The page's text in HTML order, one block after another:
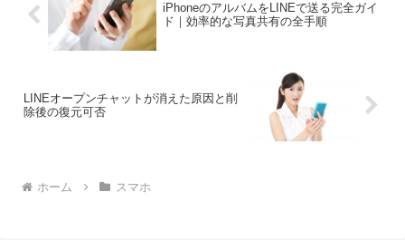
iPhoneのアルバムをLINEで送る完全ガイ
ド｜効率的な写真共有の全手順
LINEオープンチャットが消えた原因と削
除後の復元可否
ホーム スマホ